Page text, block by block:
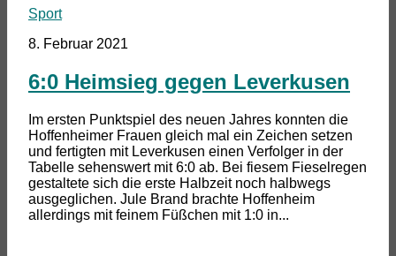
Sport
8. Februar 2021
6:0 Heimsieg gegen Leverkusen
Im ersten Punktspiel des neuen Jahres konnten die
Hoffenheimer Frauen gleich mal ein Zeichen setzen
und fertigten mit Leverkusen einen Verfolger in der
Tabelle sehenswert mit 6:0 ab. Bei fiesem Fieselregen
gestaltete sich die erste Halbzeit noch halbwegs
ausgeglichen. Jule Brand brachte Hoffenheim
allerdings mit feinem Füßchen mit 1:0 in...